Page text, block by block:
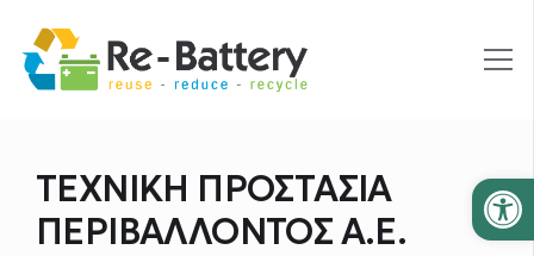
ΤΕΧΝΙΚΗ ΠΡΟΣΤΑΣΙΑ
ΠΕΡΙΒΑΛΛΟΝΤΟΣ Α.Ε.